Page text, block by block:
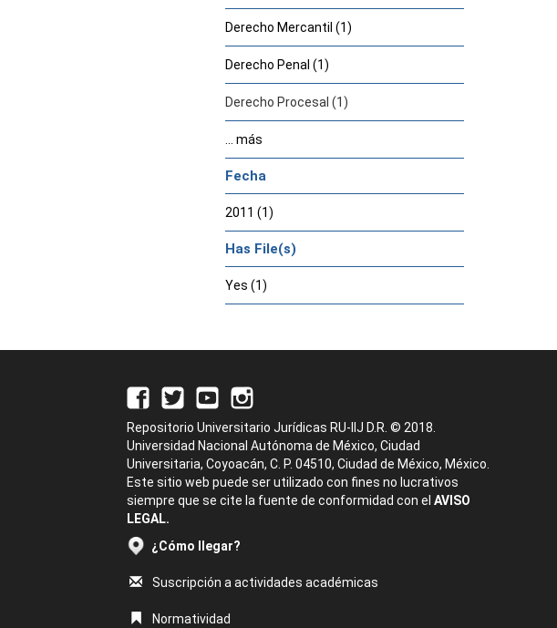
Derecho Mercantil (1)
Derecho Penal (1)
Derecho Procesal (1)
... más
Fecha
2011 (1)
Has File(s)
Yes (1)
Repositorio Universitario Jurídicas RU-IIJ D.R. © 2018.
Universidad Nacional Autónoma de México, Ciudad
Universitaria, Coyoacán, C. P. 04510, Ciudad de México, México.
Este sitio web puede ser utilizado con fines no lucrativos
siempre que se cite la fuente de conformidad con el AVISO
LEGAL.
¿Cómo llegar?
Suscripción a actividades académicas
Normatividad